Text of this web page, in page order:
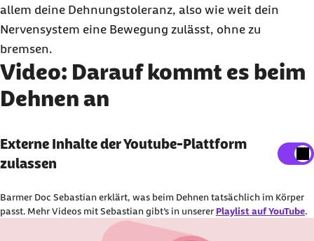
allem deine Dehnungstoleranz, also wie weit dein
Nervensystem eine Bewegung zulässt, ohne zu
bremsen.
Video: Darauf kommt es beim
Dehnen an
Externe Inhalte der Youtube-Plattform
anzeigen
Inhalte auf der Website anzeigen zu lassen.
Ich bin damit einverstanden, dass personenbezogene
Externe Inhalte der Youtube-Plattform
zulassen
Barmer Doc Sebastian erklärt, was beim Dehnen tatsächlich im Körper
passt. Mehr Videos mit Sebastian gibt’s in unserer Playlist auf YouTube.